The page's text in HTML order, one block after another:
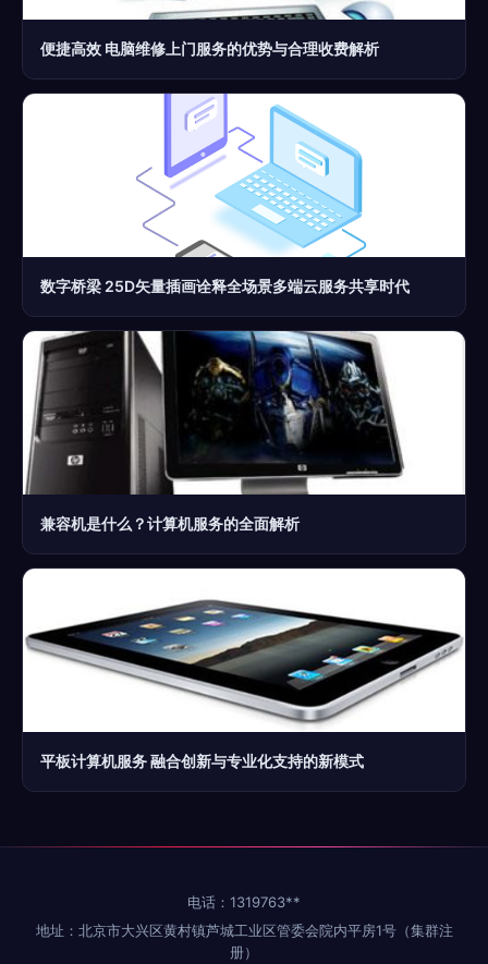
便捷高效 电脑维修上门服务的优势与合理收费解析
数字桥梁 25D矢量插画诠释全场景多端云服务共享时代
兼容机是什么？计算机服务的全面解析
平板计算机服务 融合创新与专业化支持的新模式
电话：1319763**
地址：北京市大兴区黄村镇芦城工业区管委会院内平房1号（集群注
册）